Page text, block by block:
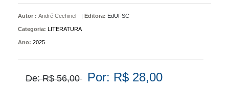
Autor : André Cechinel | Editora: EdUFSC
Categoria: LITERATURA
Ano: 2025
De: R$ 56,00 Por: R$ 28,00